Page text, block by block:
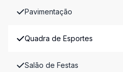
Pavimentação
Quadra de Esportes
Salão de Festas